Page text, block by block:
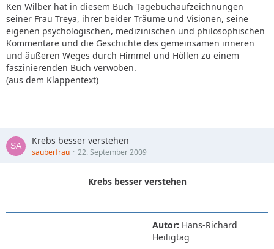
Ken Wilber hat in diesem Buch Tagebuchaufzeichnungen
seiner Frau Treya, ihrer beider Träume und Visionen, seine
eigenen psychologischen, medizinischen und philosophischen
Kommentare und die Geschichte des gemeinsamen inneren
und äußeren Weges durch Himmel und Höllen zu einem
faszinierenden Buch verwoben.
(aus dem Klappentext)
Krebs besser verstehen
sauberfrau 22. September 2009
Krebs besser verstehen
Autor: Hans-Richard
Heiligtag